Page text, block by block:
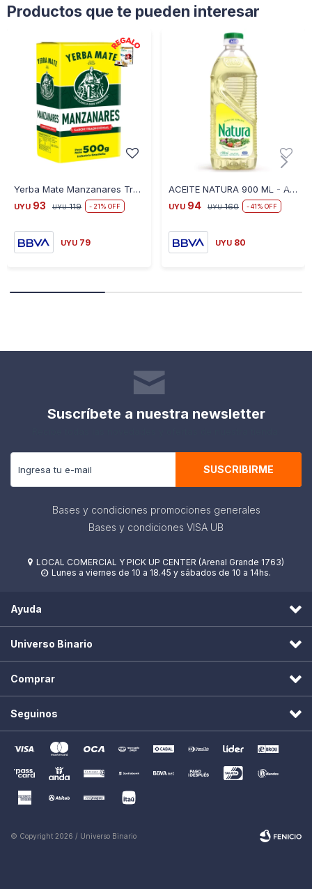
Productos que te pueden interesar
Yerba Mate Manzanares Tradicional 500 gr
UYU 93 UYU 119 21
UYU 79
ACEITE NATURA 900 ML - AMARILLO
UYU 94 UYU 160 41
UYU 80
Suscríbete a nuestra newsletter
SUSCRIBIRME
Bases y condiciones promociones generales
Bases y condiciones VISA UB
 LOCAL COMERCIAL Y PICK UP CENTER (Arenal Grande 1763)
 Lunes a viernes de 10 a 18.45 y sábados de 10 a 14hs.
Ayuda
Universo Binario
Comprar
Seguinos
© Copyright 2026 / Universo Binario